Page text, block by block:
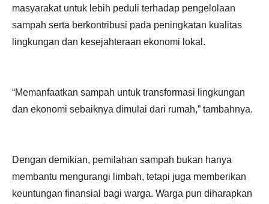
masyarakat untuk lebih peduli terhadap pengelolaan
sampah serta berkontribusi pada peningkatan kualitas
lingkungan dan kesejahteraan ekonomi lokal.
“Memanfaatkan sampah untuk transformasi lingkungan
dan ekonomi sebaiknya dimulai dari rumah,” tambahnya.
Dengan demikian, pemilahan sampah bukan hanya
membantu mengurangi limbah, tetapi juga memberikan
keuntungan finansial bagi warga. Warga pun diharapkan